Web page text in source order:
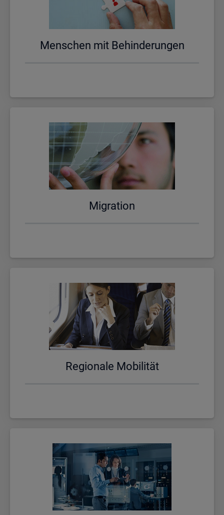
Men­schen mit Be­hin­de­run­gen
Mi­gra­ti­on
Re­gio­na­le Mo­bi­li­tät